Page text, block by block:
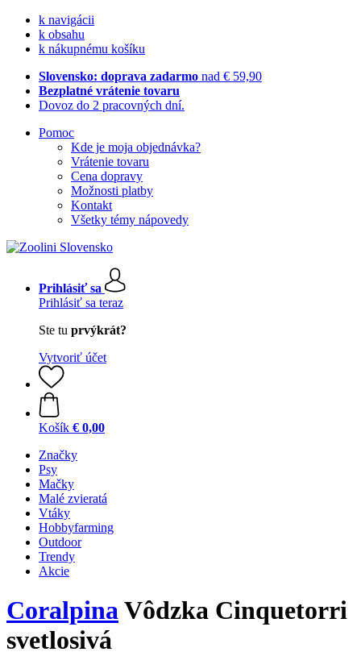
k navigácii
k obsahu
k nákupnému košíku
Slovensko: doprava zadarmo nad € 59,90
Bezplatné vrátenie tovaru
Dovoz do 2 pracovných dní.
Pomoc
Kde je moja objednávka?
Vrátenie tovaru
Cena dopravy
Možnosti platby
Kontakt
Všetky témy nápovedy
Prihlásiť sa
Prihlásiť sa teraz
Ste tu prvýkrát?
Vytvoriť účet
Košík € 0,00
Značky
Psy
Mačky
Malé zvieratá
Vtáky
Hobbyfarming
Outdoor
Trendy
Akcie
CoralpinaVôdzka Cinquetorri
svetlosivá